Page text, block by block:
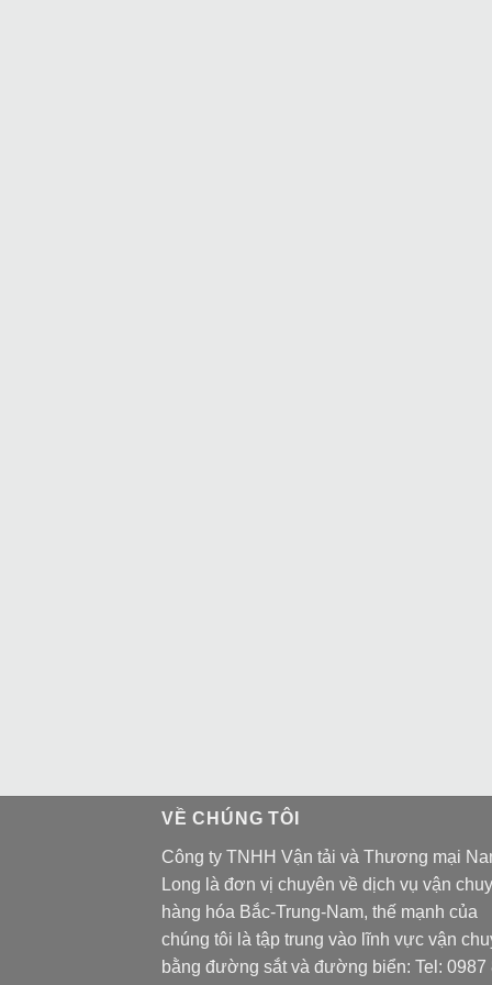
VỀ CHÚNG TÔI
Công ty TNHH Vận tải và Thương mại
Long là đơn vị chuyên về dịch vụ vận
hàng hóa Bắc-Trung-Nam, thế mạnh của
chúng tôi là tập trung vào lĩnh vực vận
bằng đường sắt và đường biển: Tel: 0987